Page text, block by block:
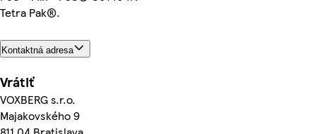
Tetra Pak®.
Kontaktná adresa
Vrátiť
VOXBERG s.r.o.
Majakovského 9